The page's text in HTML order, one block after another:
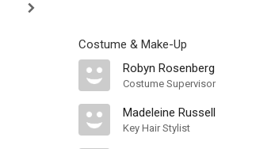
Costume & Make-Up
Robyn Rosenberg
Costume Supervisor
Madeleine Russell
Key Hair Stylist